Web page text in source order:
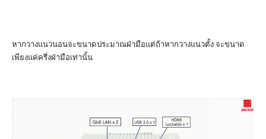
หากวางแนวนอนจะขนาดประมาณฝ่ามือแต่ถ้าหากวางแนวตั้ง จะขนาด
เพียงแค่ครึ่งฝ่ามือเท่านั้น